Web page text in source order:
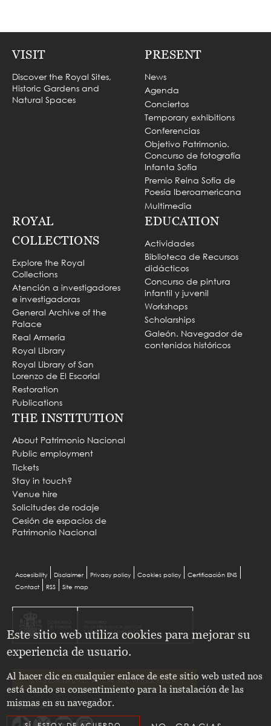
VISIT
Discover the Royal Sites,
Historic Gardens and
Natural Spaces
PRESENT
News
Agenda
Conciertos
Temporary exhibitions
Conferencias
Objetivo Patrimonio.
Concurso de fotografía
Infanta Sofía
Premio Reina Sofía de
Poesía Iberoamericana
Multimedia
ROYAL
COLLECTIONS
Explore the Royal
Collections
Atención a investigadores
e investigadoras
General Archive of the
Palace
Real Armería
Royal Library
Royal Library of San
Lorenzo de El Escorial
Restoration
Publications
EDUCATION
Actividades
Biblioteca de Recursos
didácticos
Concurso de pintura
infantil y juvenil
Workshops
Scholarships
Galeón. Navegador de
contenidos históricos
THE INSTITUTION
About Patrimonio Nacional
Public employment
Tickets
Stay in touch?
Venue hire
Solicitudes de rodaje
Cesión de espacios de
Patrimonio Nacional
Menu
Accesibility Disclaimer Privacy policy Cookies policy
Certificación ENS
Contact
RSS Site map
SUSCRÍBETE A LA NEWSLETTER
Síguenos en
Este sitio web utiliza cookies para mejorar su
experiencia de usuario.
Al hacer clic en cualquier enlace de este sitio web usted nos
está dando su consentimiento para la instalación de las
mismas en su navegador.